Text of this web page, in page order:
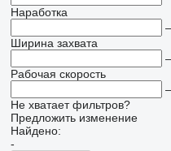
Наработка
–
Ширина захвата
–
Рабочая скорость
–
Не хватает фильтров?
Предложить изменение
Найдено:
-